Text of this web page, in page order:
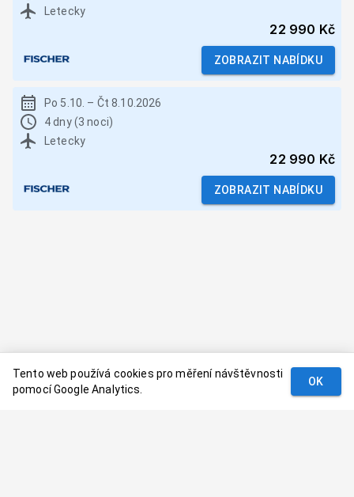
Letecky
22 990 Kč
ZOBRAZIT NABÍDKU
Po 5.10. – Čt 8.10.2026
4 dny (3 noci)
Letecky
22 990 Kč
ZOBRAZIT NABÍDKU
Tento web používá cookies pro měření návštěvnosti
pomocí Google Analytics.
OK